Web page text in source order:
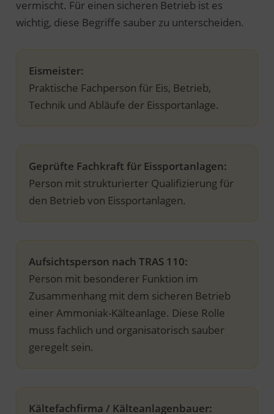
vermischt. Für einen sicheren Betrieb ist es
wichtig, diese Begriffe sauber zu unterscheiden.
Eismeister:
Praktische Fachperson für Eis, Betrieb,
Technik und Abläufe der Eissportanlage.
Geprüfte Fachkraft für Eissportanlagen:
Person mit strukturierter Qualifizierung für
den Betrieb von Eissportanlagen.
Aufsichtsperson nach TRAS 110:
Person mit besonderer Funktion im
Zusammenhang mit dem sicheren Betrieb
einer Ammoniak-Kälteanlage. Diese Rolle
muss fachlich und organisatorisch sauber
geregelt sein.
Kältefachfirma / Kälteanlagenbauer: